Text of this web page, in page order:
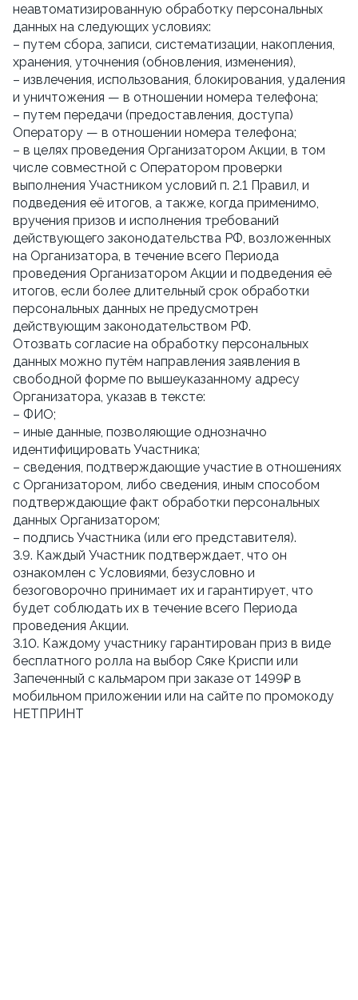
неавтоматизированную обработку персональных
данных на следующих условиях:
– путем сбора, записи, систематизации, накопления,
хранения, уточнения (обновления, изменения),
– извлечения, использования, блокирования, удаления
и уничтожения — в отношении номера телефона;
– путем передачи (предоставления, доступа)
Оператору — в отношении номера телефона;
– в целях проведения Организатором Акции, в том
числе совместной с Оператором проверки
выполнения Участником условий п. 2.1 Правил, и
подведения её итогов, а также, когда применимо,
вручения призов и исполнения требований
действующего законодательства РФ, возложенных
на Организатора, в течение всего Периода
проведения Организатором Акции и подведения её
итогов, если более длительный срок обработки
персональных данных не предусмотрен
действующим законодательством РФ.
Отозвать согласие на обработку персональных
данных можно путём направления заявления в
свободной форме по вышеуказанному адресу
Организатора, указав в тексте:
– ФИО;
– иные данные, позволяющие однозначно
идентифицировать Участника;
– сведения, подтверждающие участие в отношениях
с Организатором, либо сведения, иным способом
подтверждающие факт обработки персональных
данных Организатором;
– подпись Участника (или его представителя).
3.9. Каждый Участник подтверждает, что он
ознакомлен с Условиями, безусловно и
безоговорочно принимает их и гарантирует, что
будет соблюдать их в течение всего Периода
проведения Акции.
3.10. Каждому участнику гарантирован приз в виде
бесплатного ролла на выбор Сяке Криспи или
Запеченный с кальмаром при заказе от 1499₽ в
мобильном приложении или на сайте по промокоду
НЕТПРИНТ